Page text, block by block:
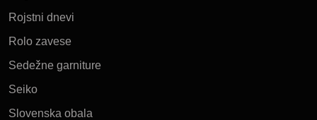
Rojstni dnevi
Rolo zavese
Sedežne garniture
Seiko
Slovenska obala